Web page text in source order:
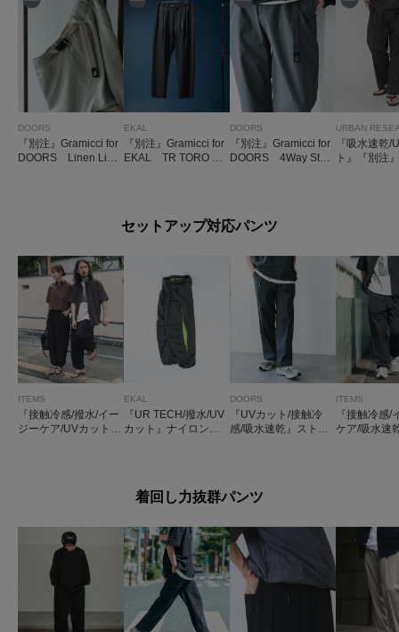
DOORS
『別注』Gramicci for
DOORS Linen Like
EKAL
『別注』Gramicci for
EKAL TR TORO ト
DOORS
『別注』Gramicci for
DOORS 4Way Stret
URBAN
『吸水速乾/
ト』『別注
セットアップ対応パンツ
ITEMS
『接触冷感/撥水/イー
ジーケア/UVカット』
EKAL
『UR TECH/撥水/UV
カット』ナイロンタ
DOORS
『UVカット/接触冷
感/吸水速乾』ストレ
ITEMS
『接触冷感/
ケア/吸水速
着回し力抜群パンツ